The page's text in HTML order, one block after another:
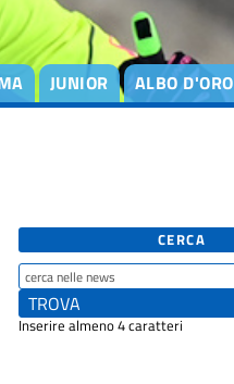
JUNIOR ALBO D'ORO
CERCA
Inserire almeno 4 caratteri